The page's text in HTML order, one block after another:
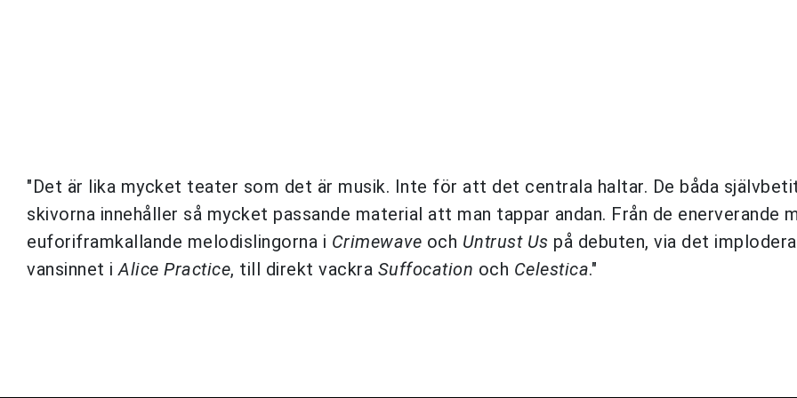
"Det är lika mycket teater som det är musik. Inte för att det centrala haltar. De båda
skivorna innehåller så mycket passande material att man tappar andan. Från de enerverande
euforiframkallande melodislingorna i Crimewave och Untrust Us på debuten, via det
vansinnet i Alice Practice, till direkt vackra Suffocation och Celestica."